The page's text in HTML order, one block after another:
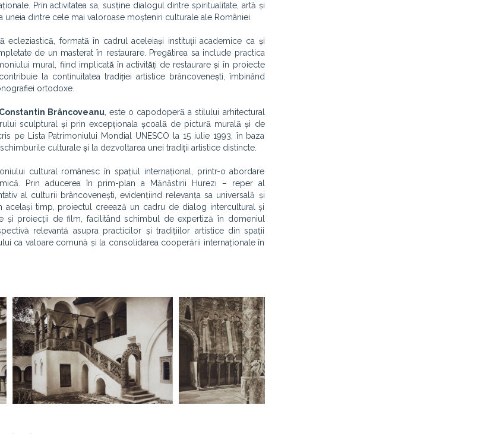
Prin activitatea sa, susține dialogul dintre spiritualitate, artă și
dintre cele mai valoroase moșteniri culturale ale României.
ecleziastică, formată în cadrul aceleiași instituții academice ca și
de un masterat în restaurare. Pregătirea sa include practica
mural, fiind implicată în activități de restaurare și în proiecte
la continuitatea tradiției artistice brâncovenești, îmbinând
ortodoxe.
Constantin Brâncoveanu, este o capodoperă a stilului arhitectural
sculptural și prin excepționala școală de pictură murală și de
pe Lista Patrimoniului Mondial UNESCO la 15 iulie 1993, în baza
culturale și la dezvoltarea unei tradiții artistice distincte.
cultural românesc în spațiul internațional, printr-o abordare
Prin aducerea în prim-plan a Mănăstirii Hurezi – reper al
al culturii brâncovenești, evidențiind relevanța sa universală și
timp, proiectul creează un cadru de dialog intercultural și
și proiecții de film, facilitând schimbul de expertiză în domeniul
relevantă asupra practicilor și tradițiilor artistice din spații
ca valoare comună și la consolidarea cooperării internaționale în